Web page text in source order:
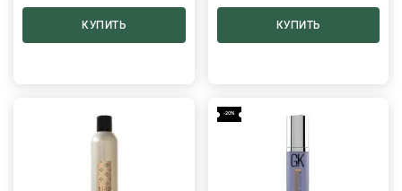
КУПИТЬ КУПИТЬ
-20%